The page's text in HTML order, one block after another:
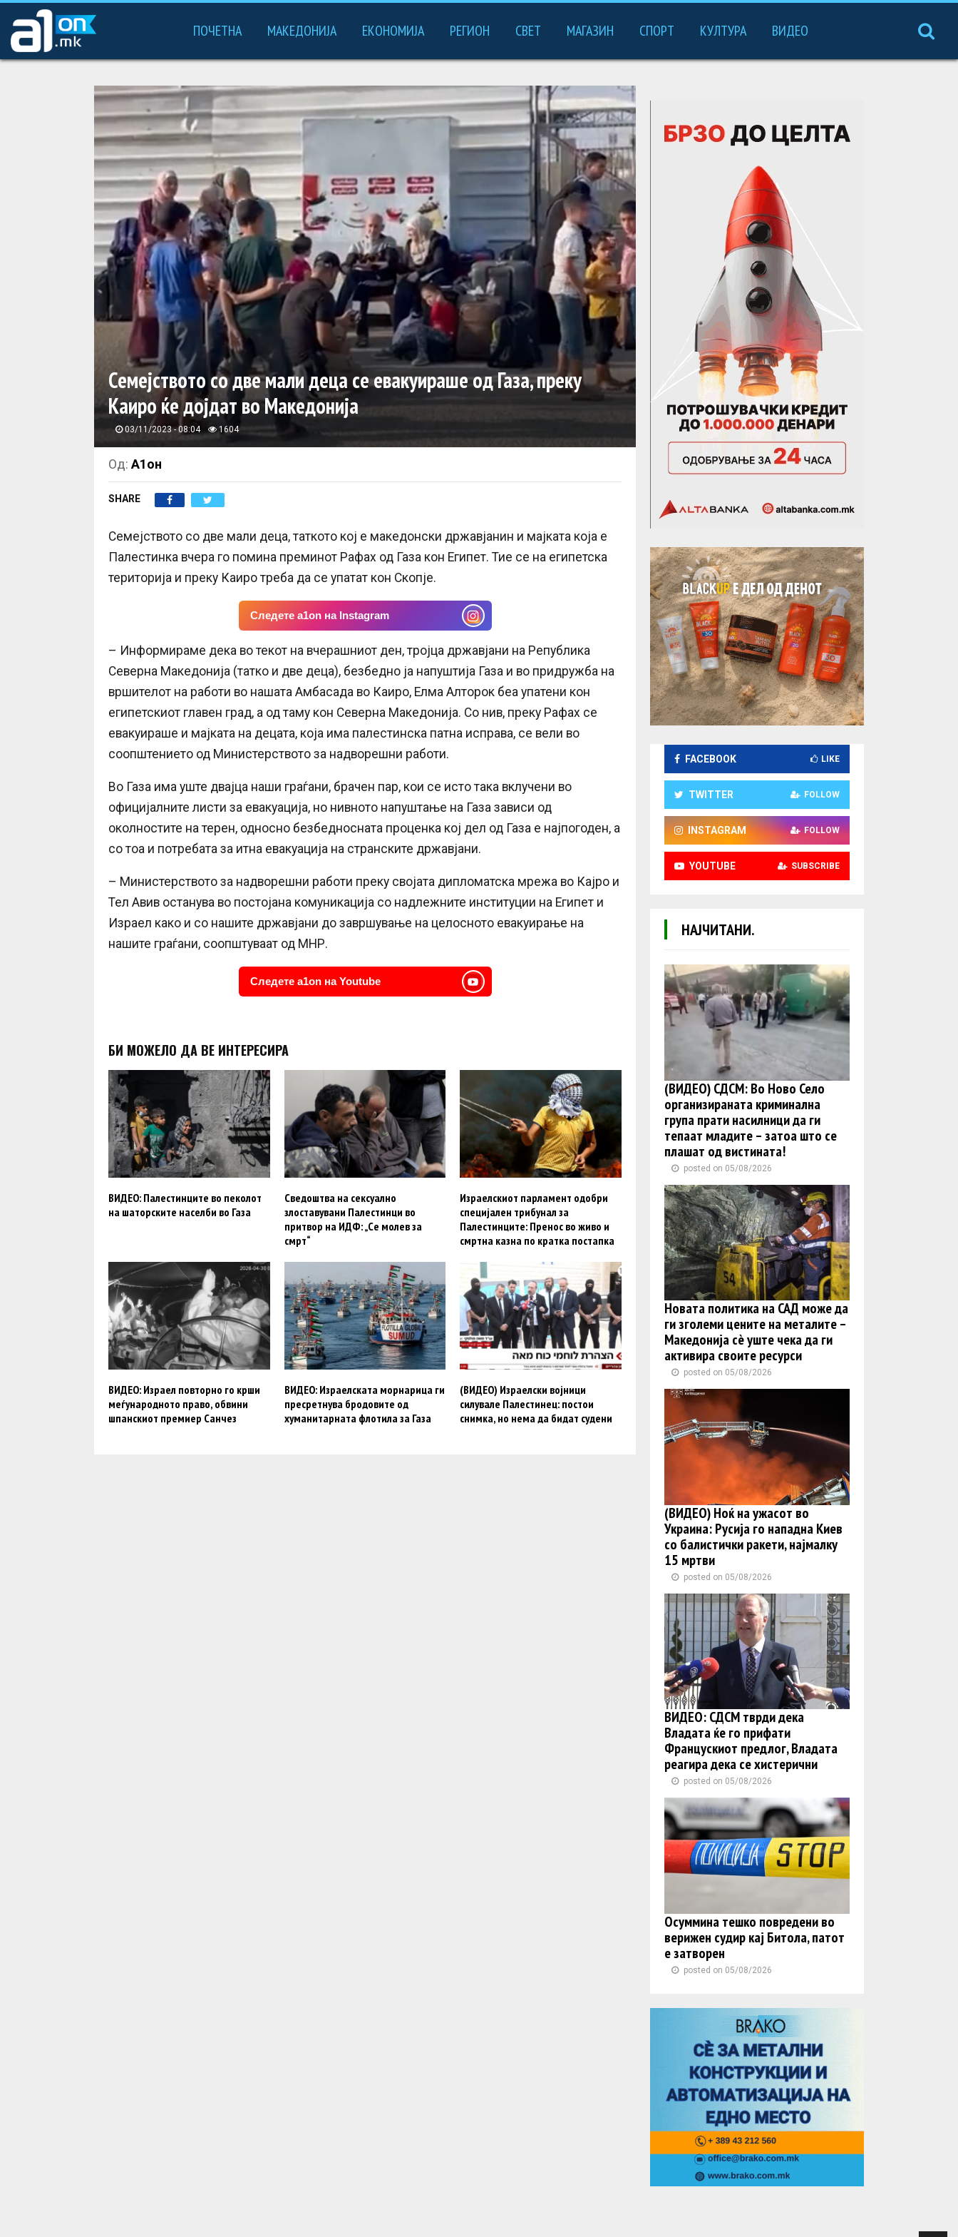
ПОЧЕТНА МАКЕДОНИЈА ЕКОНОМИЈА РЕГИОН СВЕТ МАГАЗИН СПОРТ КУЛТУРА ВИДЕО
Семејството со две мали деца се евакуираше од Газа, преку
Каиро ќе дојдат во Македонија
03/11/2023 - 08:04 1604
Од: А1он
SHARE
Семејството со две мали деца, таткото кој е македонски државјанин и мајката која е
Палестинка вчера го помина преминот Рафах од Газа кон Египет. Тие се на египетска
територија и преку Каиро треба да се упатат кон Скопје.
Следете a1on на Instagram
– Информираме дека во текот на вчерашниот ден, тројца државјани на Република
Северна Македонија (татко и две деца), безбедно ја напуштија Газа и во придружба на
вршителот на работи во нашата Амбасада во Каиро, Елма Алторок беа упатени кон
египетскиот главен град, а од таму кон Северна Македонија. Со нив, преку Рафах се
евакуираше и мајката на децата, која има палестинска патна исправа, се вели во
соопштението од Министерството за надворешни работи.
Во Газа има уште двајца наши граѓани, брачен пар, кои се исто така вклучени во
официјалните листи за евакуација, но нивното напуштање на Газа зависи од
околностите на терен, односно безбедносната проценка кој дел од Газа е најпогоден, а
со тоа и потребата за итна евакуација на странските државјани.
– Министерството за надворешни работи преку својата дипломатска мрежа во Кајро и
Тел Авив останува во постојана комуникација со надлежните институции на Египет и
Израел како и со нашите државјани до завршување на целосното евакуирање на
нашите граѓани, соопштуваат од МНР.
Следете a1on на Youtube
БИ МОЖЕЛО ДА ВЕ ИНТЕРЕСИРА
ВИДЕО: Палестинците во пеколот
на шаторските населби во Газа
Сведоштва на сексуално
злоставувани Палестинци во
притвор на ИДФ: „Се молев за
смрт“
Израелскиот парламент одобри
специјален трибунал за
Палестинците: Пренос во живо и
смртна казна по кратка постапка
ВИДЕО: Израел повторно го крши
меѓународното право, обвини
шпанскиот премиер Санчез
ВИДЕО: Израелската морнарица ги
пресретнува бродовите од
хуманитарната флотила за Газа
(ВИДЕО) Израелски војници
силувале Палестинец: постои
снимка, но нема да бидат судени
FACEBOOK LIKE
TWITTER FOLLOW
INSTAGRAM FOLLOW
YOUTUBE SUBSCRIBE
НАЈЧИТАНИ.
(ВИДЕО) СДСМ: Во Ново Село
организираната криминална
група прати насилници да ги
тепаат младите – затоа што се
плашат од вистината!
posted on 05/08/2026
Новата политика на САД може да
ги зголеми цените на металите –
Македонија сè уште чека да ги
активира своите ресурси
posted on 05/08/2026
(ВИДЕО) Ноќ на ужасот во
Украина: Русија го нападна Киев
со балистички ракети, најмалку
15 мртви
posted on 05/08/2026
ВИДЕО: СДСМ тврди дека
Владата ќе го прифати
Францускиот предлог, Владата
реагира дека се хистерични
posted on 05/08/2026
Осуммина тешко повредени во
верижен судир кај Битола, патот
е затворен
posted on 05/08/2026